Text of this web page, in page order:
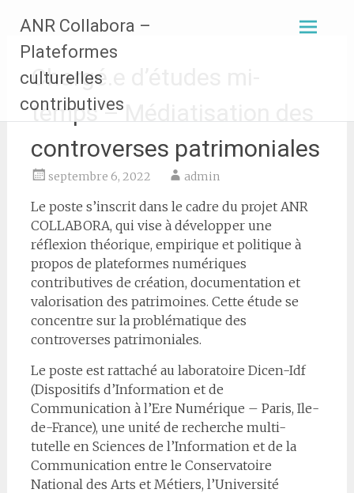
contenu
ANR Collabora –
Plateformes
culturelles
contributives
Chargé.e d’études mi-
temps – Médiatisation des
controverses patrimoniales
septembre 6, 2022 admin
Le poste s’inscrit dans le cadre du projet ANR
COLLABORA, qui vise à développer une
réflexion théorique, empirique et politique à
propos de plateformes numériques
contributives de création, documentation et
valorisation des patrimoines. Cette étude se
concentre sur la problématique des
controverses patrimoniales.
Le poste est rattaché au laboratoire Dicen-Idf
(Dispositifs d’Information et de
Communication à l’Ere Numérique – Paris, Ile-
de-France), une unité de recherche multi-
tutelle en Sciences de l’Information et de la
Communication entre le Conservatoire
National des Arts et Métiers, l’Université